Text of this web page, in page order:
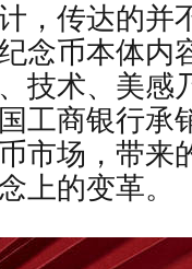
，传达的并
念币本体内
技术、美感
工商银行承
市场，带来
上的变革。